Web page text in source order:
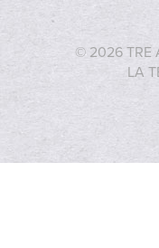
© 2026 TRE
LA